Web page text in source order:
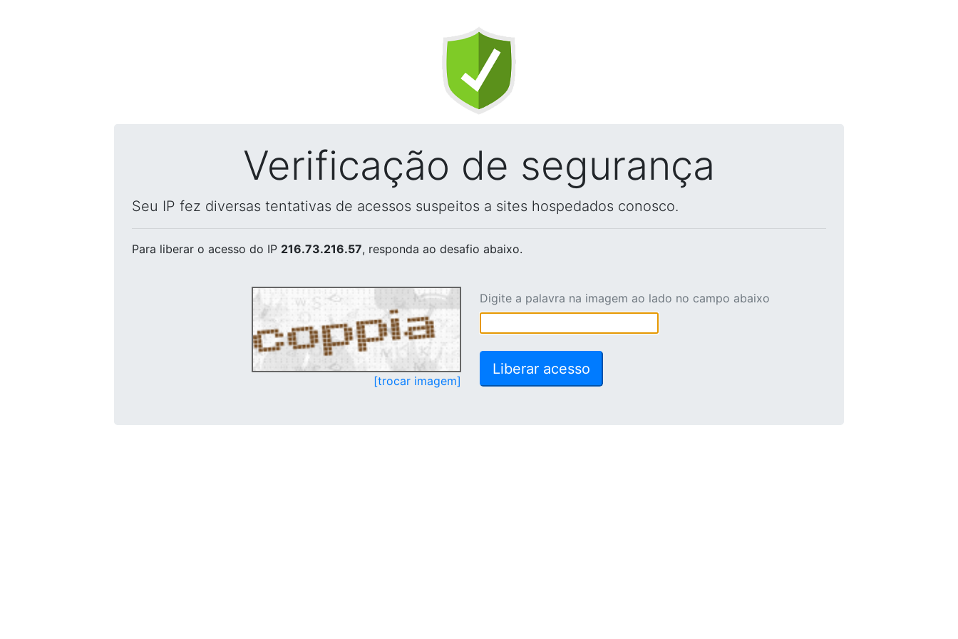
Verificação de segurança
Seu IP fez diversas tentativas de acessos suspeitos a sites hospedados conosco.
Para liberar o acesso do IP 216.73.216.57, responda ao desafio abaixo.
[trocar imagem]
Digite a palavra na imagem ao lado no campo abaixo